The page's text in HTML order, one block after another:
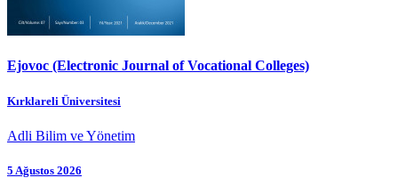
Ejovoc (Electronic Journal of Vocational Colleges)
Kırklareli Üniversitesi
Adli Bilim ve Yönetim
5 Ağustos 2026